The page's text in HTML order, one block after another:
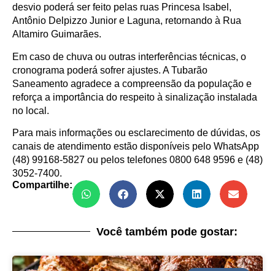
desvio poderá ser feito pelas ruas Princesa Isabel,
Antônio Delpizzo Junior e Laguna, retornando à Rua
Altamiro Guimarães.
Em caso de chuva ou outras interferências técnicas, o
cronograma poderá sofrer ajustes. A Tubarão
Saneamento agradece a compreensão da população e
reforça a importância do respeito à sinalização instalada
no local.
Para mais informações ou esclarecimento de dúvidas, os
canais de atendimento estão disponíveis pelo WhatsApp
(48) 99168-5827 ou pelos telefones 0800 648 9596 e (48)
3052-7400.
Compartilhe:
Você também pode gostar: